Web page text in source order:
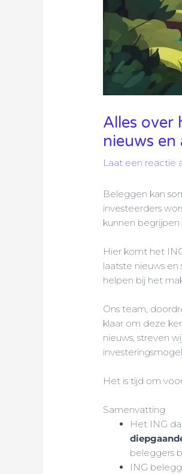
Alles over
nieuws en
Laat een reactie
Beleggen kan
investeerders
kunnen
Hier komt het
laatste nieuws
helpen bij het
Ons team,
klaar om deze
nieuws, streven
Het is tijd om
Samenvatting
Het ING
beleggers
ING